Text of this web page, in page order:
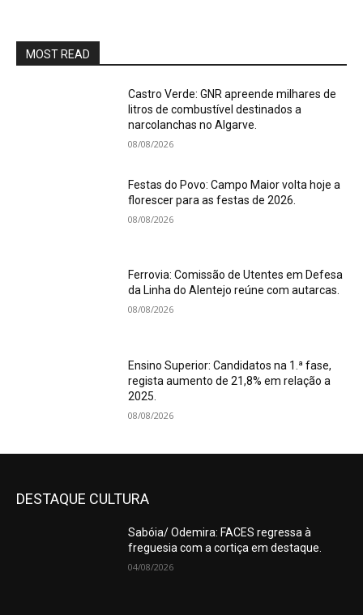
MOST READ
Castro Verde: GNR apreende milhares de
litros de combustível destinados a
narcolanchas no Algarve.
08/08/2026
Festas do Povo: Campo Maior volta hoje a
florescer para as festas de 2026.
08/08/2026
Ferrovia: Comissão de Utentes em Defesa
da Linha do Alentejo reúne com autarcas.
08/08/2026
Ensino Superior: Candidatos na 1.ª fase,
regista aumento de 21,8% em relação a
2025.
08/08/2026
DESTAQUE CULTURA
Sabóia/ Odemira: FACES regressa à
freguesia com a cortiça em destaque.
04/08/2026